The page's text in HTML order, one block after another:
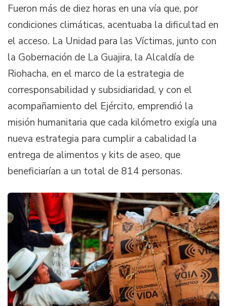
Fueron más de diez horas en una vía que, por
condiciones climáticas, acentuaba la dificultad en
el acceso. La Unidad para las Víctimas, junto con
la Gobernación de La Guajira, la Alcaldía de
Riohacha, en el marco de la estrategia de
corresponsabilidad y subsidiaridad, y con el
acompañamiento del Ejército, emprendió la
misión humanitaria que cada kilómetro exigía una
nueva estrategia para cumplir a cabalidad la
entrega de alimentos y kits de aseo, que
beneficiarían a un total de 814 personas.